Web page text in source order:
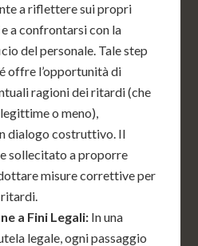
a riflettere sui propri
a confrontarsi con la
del personale. Tale step
offre l’opportunità di
ragioni dei ritardi (che
o meno),
dialogo costruttivo. Il
sollecitato a proporre
misure correttive per
a Fini Legali: In una
legale, ogni passaggio